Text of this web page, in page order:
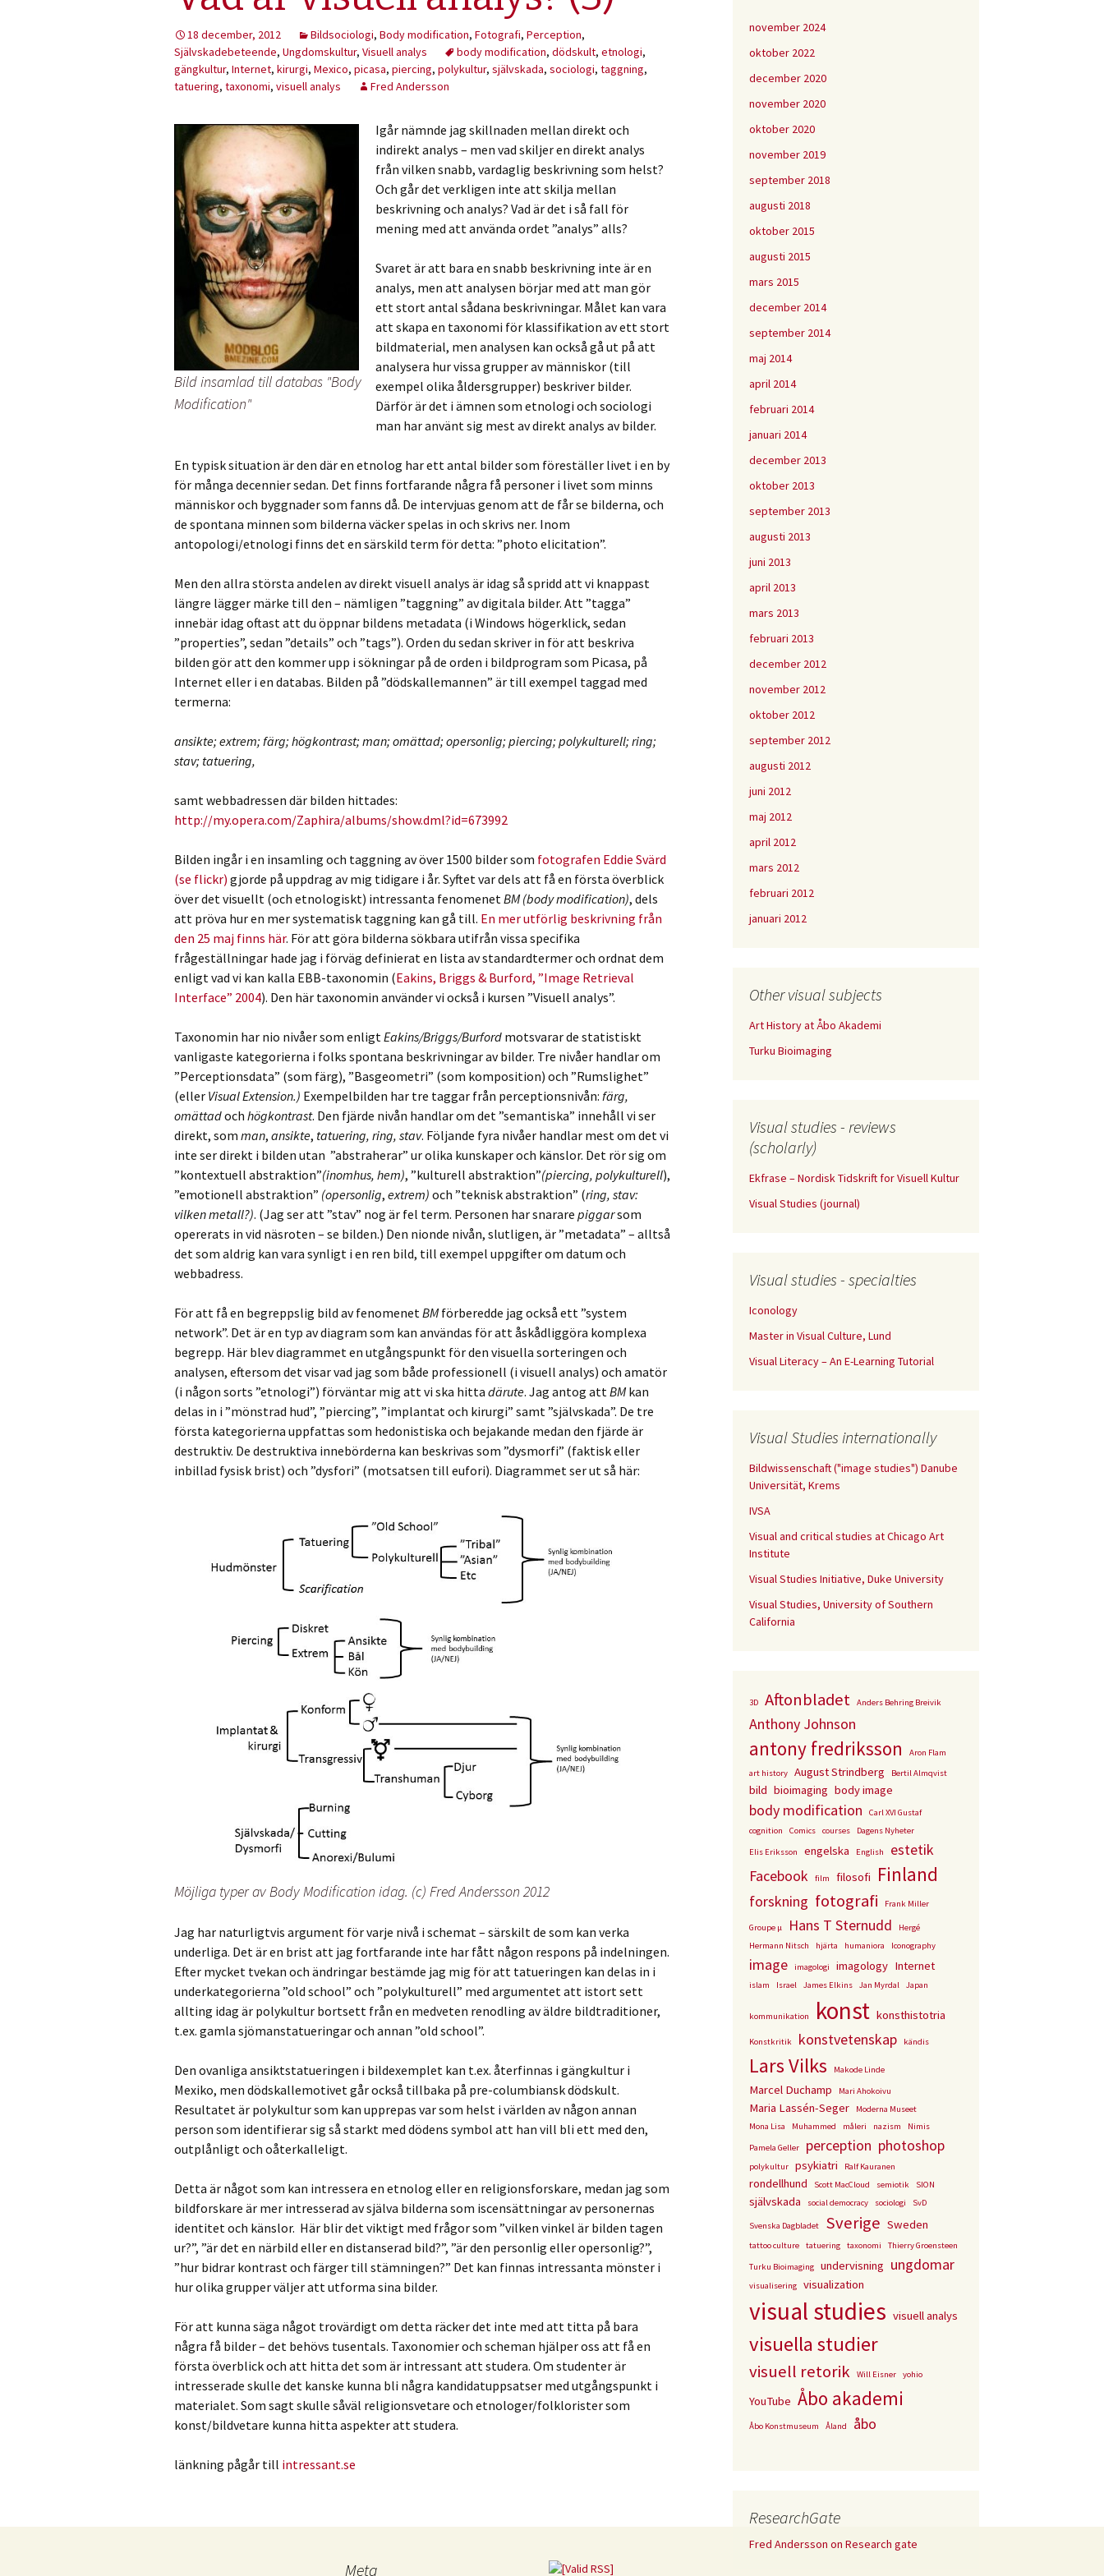
18 december, 2012 Bildsociologi, Body modification, Fotografi, Perception,
Självskadebeteende, Ungdomskultur, Visuell analys body modification, dödskult, etnologi,
gängkultur, Internet, kirurgi, Mexico, picasa, piercing, polykultur, självskada, sociologi, taggning,
tatuering, taxonomi, visuell analys Fred Andersson
Bild insamlad till databas "Body
Modification"
Igår nämnde jag skillnaden mellan direkt och
indirekt analys – men vad skiljer en direkt analys
från vilken snabb, vardaglig beskrivning som helst?
Och går det verkligen inte att skilja mellan
beskrivning och analys? Vad är det i så fall för
mening med att använda ordet ”analys” alls?
Svaret är att bara en snabb beskrivning inte är en
analys, men att analysen börjar med att man gör
ett stort antal sådana beskrivningar. Målet kan vara
att skapa en taxonomi för klassifikation av ett stort
bildmaterial, men analysen kan också gå ut på att
analysera hur vissa grupper av människor (till
exempel olika åldersgrupper) beskriver bilder.
Därför är det i ämnen som etnologi och sociologi
man har använt sig mest av direkt analys av bilder.
En typisk situation är den där en etnolog har ett antal bilder som föreställer livet i en by
för många decennier sedan. Det finns fortfarande några få personer i livet som minns
människor och byggnader som fanns då. De intervjuas genom att de får se bilderna, och
de spontana minnen som bilderna väcker spelas in och skrivs ner. Inom
antopologi/etnologi finns det en särskild term för detta: ”photo elicitation”.
Men den allra största andelen av direkt visuell analys är idag så spridd att vi knappast
längre lägger märke till den – nämligen ”taggning” av digitala bilder. Att ”tagga”
innebär idag oftast att du öppnar bildens metadata (i Windows högerklick, sedan
”properties”, sedan ”details” och ”tags”). Orden du sedan skriver in för att beskriva
bilden gör att den kommer upp i sökningar på de orden i bildprogram som Picasa, på
Internet eller i en databas. Bilden på ”dödskallemannen” är till exempel taggad med
termerna:
ansikte; extrem; färg; högkontrast; man; omättad; opersonlig; piercing; polykulturell; ring;
stav; tatuering,
samt webbadressen där bilden hittades:
http://my.opera.com/Zaphira/albums/show.dml?id=673992
Bilden ingår i en insamling och taggning av över 1500 bilder som fotografen Eddie Svärd
(se flickr) gjorde på uppdrag av mig tidigare i år. Syftet var dels att få en första överblick
över det visuellt (och etnologiskt) intressanta fenomenetBM (body modification), dels
att pröva hur en mer systematisk taggning kan gå till. En mer utförlig beskrivning från
den 25 maj finns här. För att göra bilderna sökbara utifrån vissa specifika
frågeställningar hade jag i förväg definierat en lista av standardtermer och ordnat dem
enligt vad vi kan kalla EBB-taxonomin (Eakins, Briggs & Burford, ”Image Retrieval
Interface” 2004). Den här taxonomin använder vi också i kursen ”Visuell analys”.
Taxonomin har nio nivåer som enligtEakins/Briggs/Burford motsvarar de statistiskt
vanligaste kategorierna i folks spontana beskrivningar av bilder. Tre nivåer handlar om
”Perceptionsdata” (som färg), ”Basgeometri” (som komposition) och ”Rumslighet”
(eller Visual Extension.) Exempelbilden har tre taggar från perceptionsnivån: färg,
omättadoch högkontrast. Den fjärde nivån handlar om det ”semantiska” innehåll vi ser
direkt, som man, ansikte, tatuering, ring, stav. Följande fyra nivåer handlar mest om det vi
inte ser direkt i bilden utan ”abstraherar” ur olika kunskaper och känslor. Det rör sig om
”kontextuell abstraktion”(inomhus, hem), ”kulturell abstraktion”(piercing, polykulturell),
”emotionell abstraktion” (opersonlig, extrem) och ”teknisk abstraktion” (ring, stav:
vilkenmetall?). (Jag ser att ”stav” nog är fel term. Personen har snarare piggarsom
opererats in vid näsroten – se bilden.) Den nionde nivån, slutligen, är ”metadata” – alltså
det som aldrig kan vara synligt i en ren bild, till exempel uppgifter om datum och
webbadress.
För att få en begreppslig bild av fenomenetBMförberedde jag också ett ”system
network”. Det är en typ av diagram som kan användas för att åskådliggöra komplexa
begrepp. Här blev diagrammet en utgångspunkt för den visuella sorteringen och
analysen, eftersom det visar vad jag som både professionell (i visuell analys) och amatör
(i någon sorts ”etnologi”) förväntar mig att vi ska hitta därute. Jag antog attBMkan
delas in i ”mönstrad hud”, ”piercing”, ”implantat och kirurgi” samt ”självskada”. De tre
första kategorierna uppfattas som hedonistiska och bejakande medan den fjärde är
destruktiv. De destruktiva innebörderna kan beskrivas som ”dysmorfi” (faktisk eller
inbillad fysisk brist) och ”dysfori” (motsatsen till eufori). Diagrammet ser ut så här:
Möjliga typer av Body Modification idag. (c) Fred Andersson 2012
Jag har naturligtvis argument för varje nivå i schemat – särskilt de som kan verka
underliga. Det är en brist att jag fortfarande inte har fått någon respons på indelningen.
Efter mycket tvekan och ändringar bestämde jag mig för att tatueringen kan delas in i
underkategorierna ”old school” och ”polykulturell” med argumentet att istort sett
allting idag är polykultur bortsett från en medveten renodling av äldre bildtraditioner,
t.ex. gamla sjömanstatueringar och annan ”old school”.
Den ovanliga ansiktstatueringen i bildexemplet kan t.ex. återfinnas i gängkultur i
Mexiko, men dödskallemotivet går också tillbaka på pre-columbiansk dödskult.
Resultatet är polykultur som kan upprepas var som helst i världen av någon annan
person som identifierar sig så starkt med dödens symbol att han vill bli ett med den,
outplånligt och oåterkalleligt.
Detta är något som kan intressera en etnolog eller en religionsforskare, medan jag som
bildforskare är mer intresserad av själva bilderna som iscensättningar av personernas
identitet och känslor. Här blir det viktigt med frågor som ”vilken vinkel är bilden tagen
ur?”, ”är det en närbild eller en distanserad bild?”, ”är den personlig eller opersonlig?”,
”hur bidrar kontrast och färger till stämningen?” Det kan finnas intressanta mönster i
hur olika grupper väljer att utforma sina bilder.
För att kunna säga något trovärdigt om detta räcker det inte med att titta på bara
några få bilder – det behövs tusentals. Taxonomier och scheman hjälper oss att få en
första överblick och att hitta det som är intressant att studera. Om studenter är
intresserade skulle det kanske kunna bli några kandidatuppsatser med utgångspunkt i
materialet. Som sagt skulle såväl religionsvetare och etnologer/folklorister som
konst/bildvetare kunna hitta aspekter att studera.
länkning pågår till intressant.se
november 2024
oktober 2022
december 2020
november 2020
oktober 2020
november 2019
september 2018
augusti 2018
oktober 2015
augusti 2015
mars 2015
december 2014
september 2014
maj 2014
april 2014
februari 2014
januari 2014
december 2013
oktober 2013
september 2013
augusti 2013
juni 2013
april 2013
mars 2013
februari 2013
december 2012
november 2012
oktober 2012
september 2012
augusti 2012
juni 2012
maj 2012
april 2012
mars 2012
februari 2012
januari 2012
Other visual subjects
Art History at Åbo Akademi
Turku Bioimaging
Visual studies - reviews
(scholarly)
Ekfrase – Nordisk Tidskrift for Visuell Kultur
Visual Studies (journal)
Visual studies - specialties
Iconology
Master in Visual Culture, Lund
Visual Literacy – An E-Learning Tutorial
Visual Studies internationally
Bildwissenschaft ("image studies") Danube
Universität, Krems
IVSA
Visual and critical studies at Chicago Art
Institute
Visual Studies Initiative, Duke University
Visual Studies, University of Southern
California
3D Aftonbladet Anders Behring Breivik
Anthony Johnson
antony fredriksson
Aron Flam
art history
August Strindberg Bertil Almqvist
bild bioimaging body image
body modification
Carl XVI Gustaf
cognition
Comics courses
Dagens Nyheter
Elis Eriksson
engelska English
estetik
Facebook
film filosofi Finland
forskning fotografi Frank Miller
Groupe µ Hans T Sternudd
Hergé
Hermann Nitsch
hjärta humaniora Iconography
image imagologi imagology Internet
islam Israel James Elkins Jan Myrdal Japan
kommunikation konst konsthistotria
Konstkritik konstvetenskap kändis
Lars Vilks Makode Linde
Marcel Duchamp Mari Ahokoivu
Maria Lassén-Seger
Moderna Museet
Mona Lisa
Muhammed måleri nazism
Nimis
Pamela Geller
perception photoshop
polykultur psykiatri Ralf Kauranen
rondellhund Scott MacCloud semiotik SION
självskada social democracy sociologi SvD
Svenska Dagbladet Sverige Sweden
tattoo culture tatuering taxonomi
Thierry Groensteen
Turku Bioimaging
undervisning ungdomar
visualisering visualization
visual studies visuell analys
visuella studier
visuell retorik Will Eisner yohio
YouTube Åbo akademi
Åbo Konstmuseum Åland åbo
ResearchGate
Fred Andersson on Research gate
Meta